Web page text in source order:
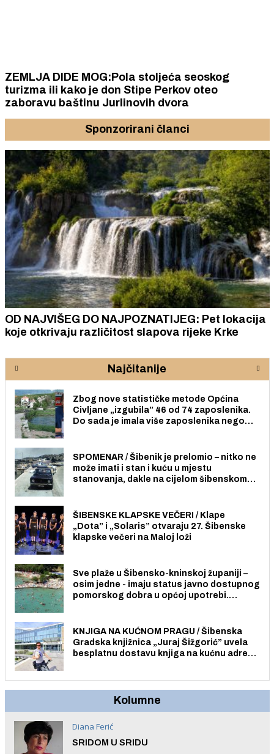
ZEMLJA DIDE MOG:Pola stoljeća seoskog
turizma ili kako je don Stipe Perkov oteo
zaboravu baštinu Jurlinovih dvora
Sponzorirani članci
ZAVRŠNICA TROKUT AKADEMIJE: Sutra susret
ideja, iskustava i ljudi koji žele aktivno
lokalne zajednice
Najčitanije
Zbog nove statističke metode Općina
Civljane „izgubila” 46 od 74 zaposlenika.
Do sada je imala više zaposlenika nego
SPOMENAR / Šibenik je prelomio – nitko ne
može imati i stan i kuću u mjestu
stanovanja, dakle na cijelom šibenskom
ŠIBENSKE KLAPSKE VEČERI / Klape
„Dota” i „Solaris” otvaraju 27. Šibenske
klapske večeri na Maloj loži
Sve plaže u Šibensko-kninskoj županiji –
osim jedne - imaju status javno dostupnog
pomorskog dobra u općoj upotrebi.
KNJIGA NA KUĆNOM PRAGU / Šibenska
Gradska knjižnica „Juraj Šižgorić” uvela
besplatnu dostavu knjiga na kućnu adresu
Kolumne
Diana Ferić
SRIDOM U SRIDU